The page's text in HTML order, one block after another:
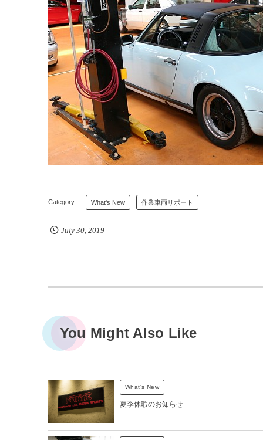
What's New 作業車両リポート
July 30, 2019
You Might Also Like
What's New
夏季休暇のお知らせ